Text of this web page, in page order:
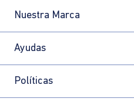
Nuestra Marca
Ayudas
Políticas